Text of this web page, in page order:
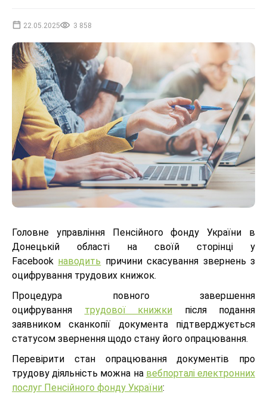
22.05.2025 3 858
Головне управління Пенсійного фонду України в
Донецькій області на своїй сторінці у
Facebook наводить причини скасування звернень з
оцифрування трудових книжок.
Процедура повного завершення
оцифрування трудової книжки після подання
заявником сканкопії документа підтверджується
статусом звернення щодо стану його опрацювання.
Перевірити стан опрацювання документів про
трудову діяльність можна на вебпорталі електронних
послуг Пенсійного фонду України: